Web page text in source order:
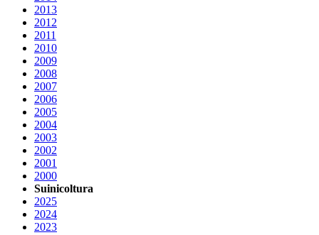
2013
2012
2011
2010
2009
2008
2007
2006
2005
2004
2003
2002
2001
2000
Suinicoltura
2025
2024
2023